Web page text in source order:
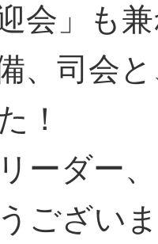
会」も
、司会
！
ーダー
ござい